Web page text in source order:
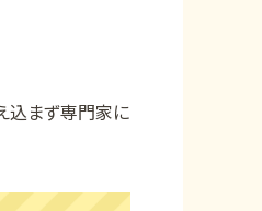
込まず専門家に